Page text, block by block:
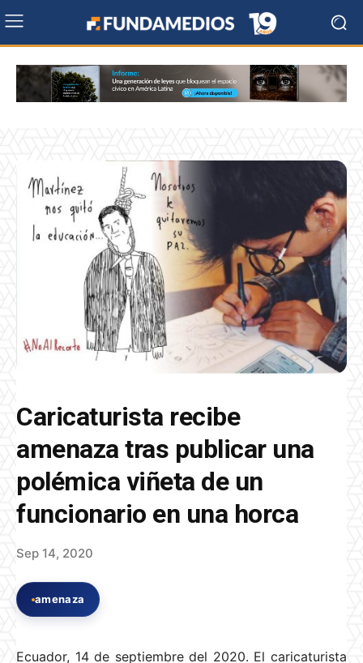
Caricaturista recibe
amenaza tras publicar una
polémica viñeta de un
funcionario en una horca
Sep 14, 2020
amenaza
Ecuador, 14 de septiembre del 2020. El caricaturista